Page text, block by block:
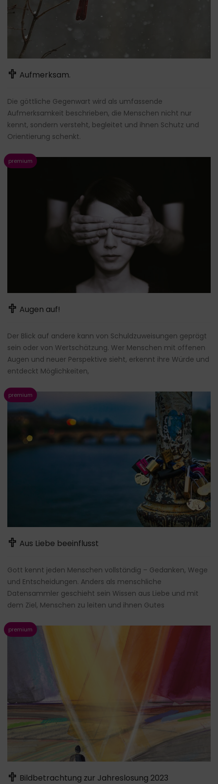
Aufmerksam.
Die göttliche Gegenwart wird als umfassende
Aufmerksamkeit beschrieben, die Menschen nicht nur
kennt, sondern versteht, begleitet und ihnen Schutz und
Orientierung schenkt.
Augen auf!
Der Blick auf andere kann von Schuldzuweisungen geprägt
sein oder von Wertschätzung. Wer Menschen mit offenen
Augen und neuer Perspektive sieht, erkennt ihre Würde und
entdeckt Möglichkeiten,
Aus Liebe beeinflusst
Gott kennt jeden Menschen vollständig – Gedanken, Wege
und Entscheidungen. Anders als menschliche
Datensammler geschieht sein Wissen aus Liebe und mit
dem Ziel, Menschen zu leiten und ihnen Gutes
Bildbetrachtung zur Jahreslosung 2023